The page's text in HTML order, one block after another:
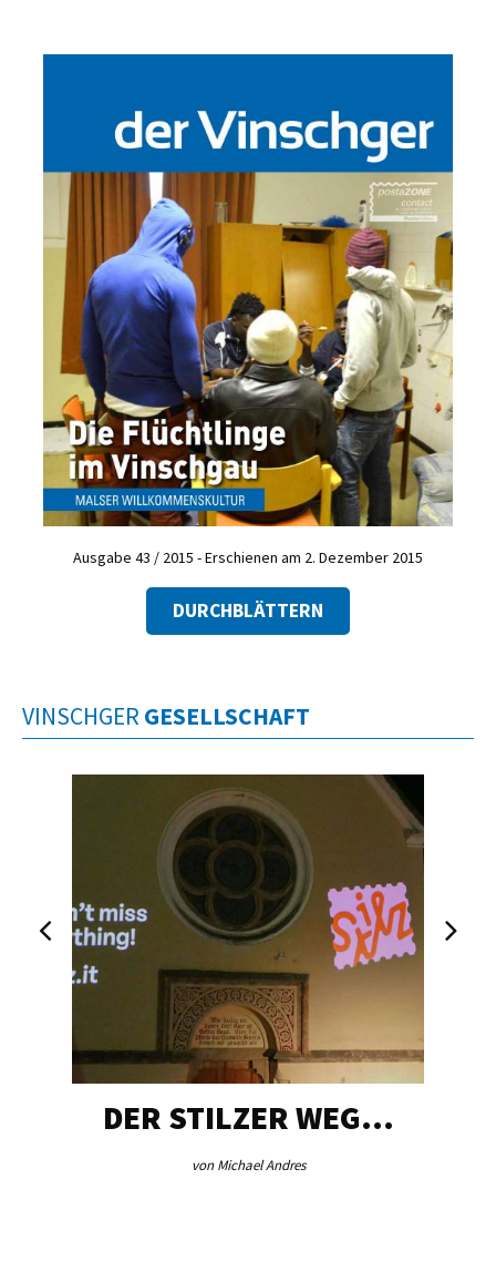
Ausgabe 43 / 2015 - Erschienen am 2. Dezember 2015
DURCHBLÄTTERN
VINSCHGER GESELLSCHAFT
DER STILZER WEG…
von Michael Andres